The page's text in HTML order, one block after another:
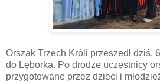
Orszak Trzech Króli przeszedł dziś,
do Lęborka. Po drodze uczestnicy
przygotowane przez dzieci i